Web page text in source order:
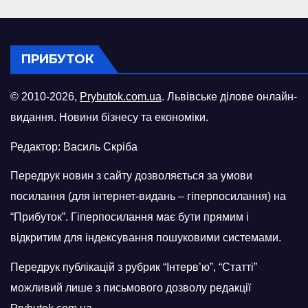
ПРИБУТОК
© 2010-2026, Prybutok.com.ua. Львівське ділове онлайн-
видання. Новини бізнесу та економіки.
Редактор: Василь Скріба
Передрук новин з сайту дозволяється за умови
посилання (для інтернет-видань – гіперпосилання) на
“Прибуток”. Гіперпосилання має бути прямим і
відкритим для індексування пошуковими системами.
Передрук публікацій з рубрик “Інтерв’ю”, “Статті”
можливий лише з письмового дозволу редакції